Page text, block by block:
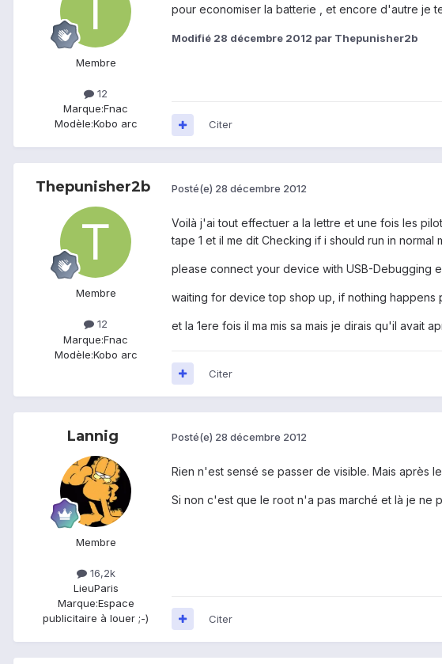
Membre
12
Marque:Fnac
Modèle:Kobo arc
pour economiser la batterie , et encore d'autre je
Modifié 28 décembre 2012 par Thepunisher2b
Citer
Thepunisher2b
Membre
12
Marque:Fnac
Modèle:Kobo arc
Posté(e) 28 décembre 2012
Voilà j'ai tout effectuer a la lettre et une fois les
tape 1 et il me dit Checking if i should run in normal
please connect your device with USB-Debugging
waiting for device top shop up, if nothing
et la 1ere fois il ma mis sa mais je dirais qu'il avait
Citer
Lannig
Membre
16,2k
LieuParis
Marque:Espace
publicitaire à louer ;-)
Posté(e) 28 décembre 2012
Rien n'est sensé se passer de visible. Mais après
Si non c'est que le root n'a pas marché et là je ne
Citer